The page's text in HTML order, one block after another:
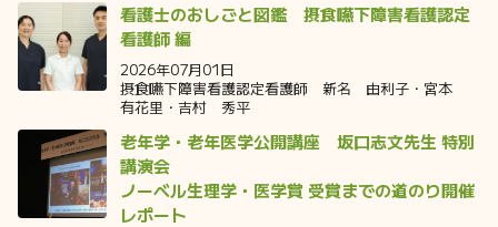
看護士のおしごと図鑑 摂食嚥下障害看護認定
看護師 編
2026年07月01日
摂食嚥下障害看護認定看護師 新名 由利子・宮本
有花里・吉村 秀平
老年学・老年医学公開講座 坂口志文先生 特別
講演会
ノーベル生理学・医学賞 受賞までの道のり開催
レポート